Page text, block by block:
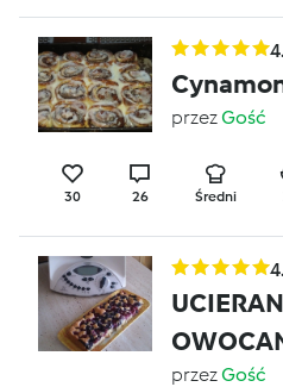
przezGość
30 26 Średni
przezGość